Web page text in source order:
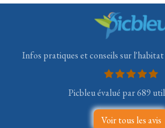
Infos pratiques et conseils sur
Picbleu évalué par 689
Voir tous les avis